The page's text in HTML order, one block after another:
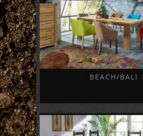
BEACH/BALI